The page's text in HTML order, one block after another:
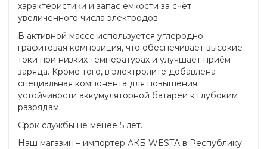
характеристики и запас емкости за счёт
увеличенного числа электродов.
В активной массе используется углеродно-
графитовая композиция, что обеспечивает высокие
токи при низких температурах и улучшает приём
заряда. Кроме того, в электролите добавлена
специальная компонента для повышения
устойчивости аккумуляторной батареи к глубоким
разрядам.
Срок службы не менее 5 лет.
Наш магазин – импортер АКБ WESTA в Республику